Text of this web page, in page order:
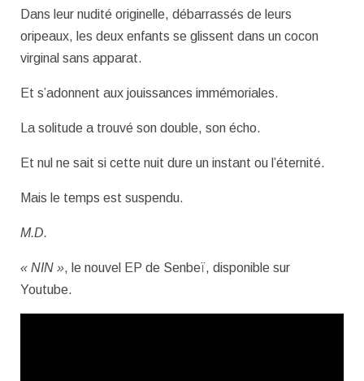
Dans leur nudité originelle, débarrassés de leurs
oripeaux, les deux enfants se glissent dans un cocon
virginal sans apparat.
Et s’adonnent aux jouissances immémoriales.
La solitude a trouvé son double, son écho.
Et nul ne sait si cette nuit dure un instant ou l’éternité.
Mais le temps est suspendu.
M.D.
« NIN », le nouvel EP de Senbeï, disponible sur
Youtube.